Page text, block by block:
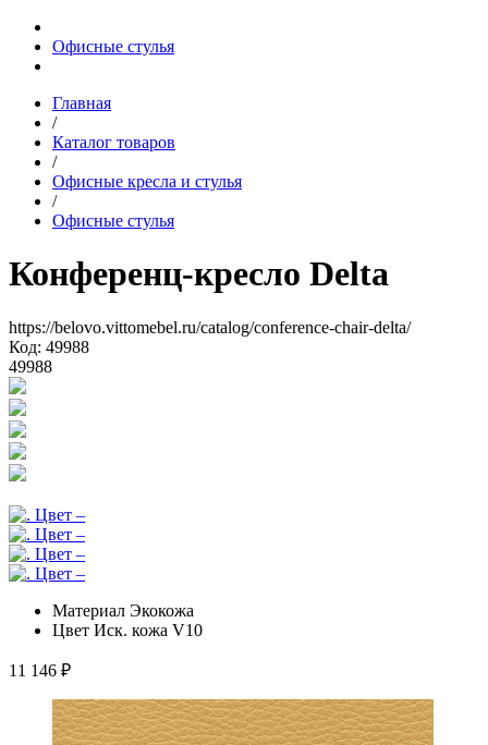
Офисные стулья
Главная
/
Каталог товаров
/
Офисные кресла и стулья
/
Офисные стулья
Конференц-кресло Delta
https://belovo.vittomebel.ru/catalog/conference-chair-delta/
Код: 49988
49988
Материал Экокожа
Цвет Иск. кожа V10
11 146 ₽